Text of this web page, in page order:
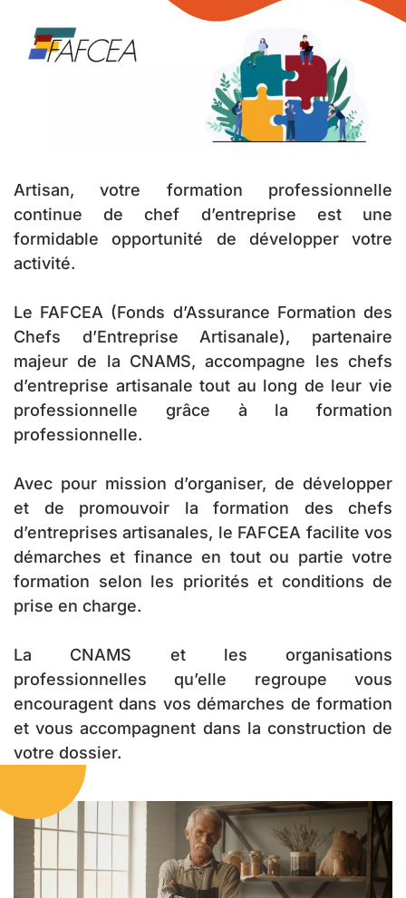
Artisan, votre formation professionnelle
continue de chef d’entreprise est une
formidable opportunité de développer votre
activité.
Le FAFCEA (Fonds d’Assurance Formation des
Chefs d’Entreprise Artisanale), partenaire
majeur de la CNAMS, accompagne les chefs
d’entreprise artisanale tout au long de leur vie
professionnelle grâce à la formation
professionnelle.
Avec pour mission d’organiser, de développer
et de promouvoir la formation des chefs
d’entreprises artisanales, le FAFCEA facilite vos
démarches et finance en tout ou partie votre
formation selon les priorités et conditions de
prise en charge.
La CNAMS et les organisations
professionnelles qu’elle regroupe vous
encouragent dans vos démarches de formation
et vous accompagnent dans la construction de
votre dossier.